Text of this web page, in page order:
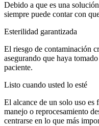
Debido a que es una
siempre puede contar con
Esterilidad garantizada
El riesgo de contaminación
asegurando que haya
paciente.
Listo cuando usted lo esté
El alcance de un solo uso
manejo o reprocesamiento
centrarse en lo que más